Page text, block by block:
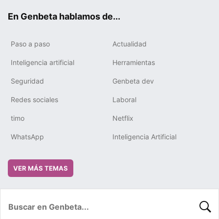
En Genbeta hablamos de...
Paso a paso Actualidad
Inteligencia artificial Herramientas
Seguridad Genbeta dev
Redes sociales Laboral
timo Netflix
WhatsApp Inteligencia Artificial
VER MÁS TEMAS